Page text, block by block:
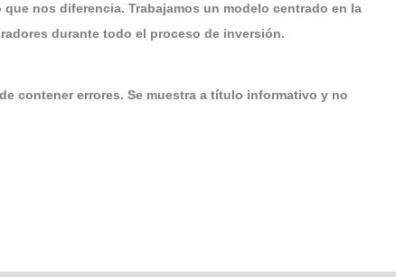
nos diferencia. Trabajamos un modelo centrado en la
durante todo el proceso de inversión.
contener errores. Se muestra a título informativo y no